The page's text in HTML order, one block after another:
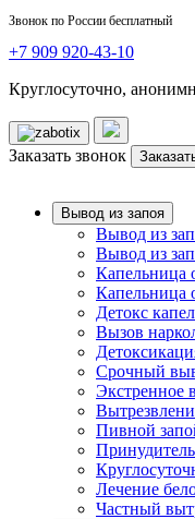
Звонок по России бесплатный
+7 909 920-43-10
Круглосуточно,
Заказать звонок
Вывод из запоя
Вывод из
Вывод из
Капельница
Капельница
Детокс
Вызов
Срочный
Экстренное
Пивной
Лечение
Частный